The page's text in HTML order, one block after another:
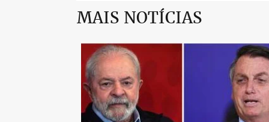
MAIS NOTÍCIAS